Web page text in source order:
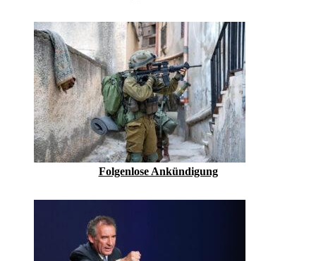
Folgenlose Ankündigung